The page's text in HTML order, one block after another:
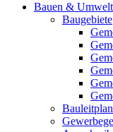
Bauen & Umwelt
Baugebiete